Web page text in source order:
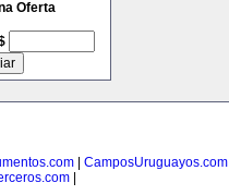
Oferta
| CamposUruguayos.com|